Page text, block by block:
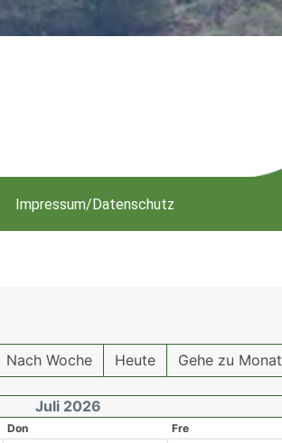
Impressum/Datenschutz
Nach Woche Heute Gehe zu Monat
Juli 2026
Don Fre